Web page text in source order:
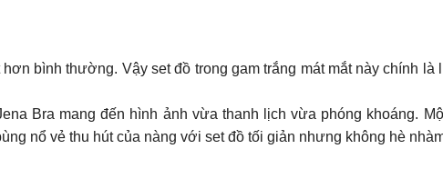
bình thường. Vậy set đồ trong gam trắng mát mắt này chính là
Bra mang đến hình ảnh vừa thanh lịch vừa phóng khoáng.
nổ vẻ thu hút của nàng với set đồ tối giản nhưng không hè